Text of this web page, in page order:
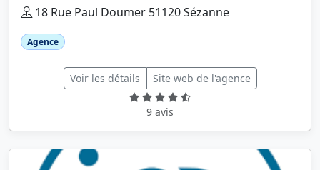
18 Rue Paul Doumer 51120 Sézanne
Agence
Voir les détails Site web de l'agence
9 avis